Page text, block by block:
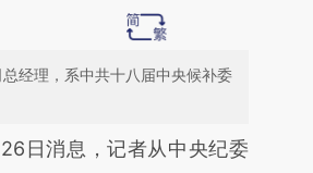
经理，系中共十八届中央候补委
增加这段话：本文由第三方
消息，记者从中央纪委